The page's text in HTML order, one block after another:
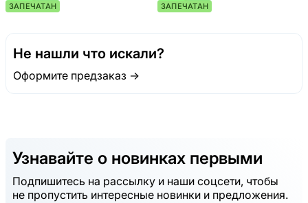
ЗАПЕЧАТАН
ЗАПЕЧАТАН
Не нашли что искали?
Оформите предзаказ →
Узнавайте о новинках первыми
Подпишитесь на рассылку и наши соцсети, чтобы
не пропустить интересные новинки и предложения.